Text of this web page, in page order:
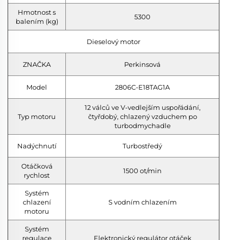
Hmotnost s
balením (kg)
5300
Dieselový motor
ZNAČKA Perkinsová
Model 2806C-E18TAG1A
Typ motoru
12 válců ve V-vedlejším uspořádání,
čtyřdobý, chlazený vzduchem po
turbodmychadle
Nadýchnutí Turbostředý
Otáčková
rychlost
1500 ot/min
Systém
chlazení
motoru
S vodním chlazením
Systém
regulace
Elektronický regulátor otáček